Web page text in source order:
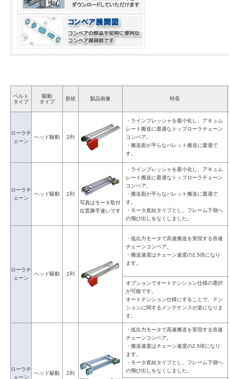
ベルト
タイプ
駆動
タイプ
形状 製品画像 特長
ローラチ
ェーン
ヘッド駆動 2列
・ラインプレッシャを最小化し、アキュム
レート搬送に最適なトップローラチェーン
コンベア。
・搬送面が平らなパレット搬送に最適で
す。
ローラチ
ェーン
ヘッド駆動
2列
写真はモータ取付
位置勝手違いです
・ラインプレッシャを最小化し、アキュム
レート搬送に最適なトップローラチェーン
コンベア。
・搬送面が平らなパレット搬送に最適で
す。
・モータ直結タイプとし、フレーム下側へ
の飛び出しをなくしました。
ローラチ
ェーン
ヘッド駆動 2列
・低出力モータで高速搬送を実現する倍速
チェーンコンベア。
・搬送速度はチェーン速度の2.5倍になり
ます。
オプションでオートテンション仕様の選択
が可能です。
オートテンション仕様にすることで、テン
ションに関するメンテナンスが楽になりま
す。
ローラチ
ェーン
ヘッド駆動
2列
・低出力モータで高速搬送を実現する倍速
チェーンコンベア。
・搬送速度はチェーン速度の2.5倍になり
ます。
・モータ直結タイプとし、フレーム下側へ
の飛び出しをなくしました。